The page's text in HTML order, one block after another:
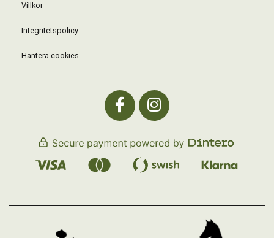
Villkor
Integritetspolicy
Hantera cookies